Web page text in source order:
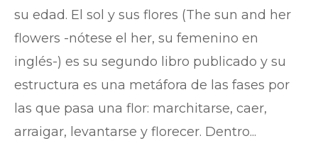
su edad. El sol y sus flores (The sun and her
flowers -nótese el her, su femenino en
inglés-) es su segundo libro publicado y su
estructura es una metáfora de las fases por
las que pasa una flor: marchitarse, caer,
arraigar, levantarse y florecer. Dentro...